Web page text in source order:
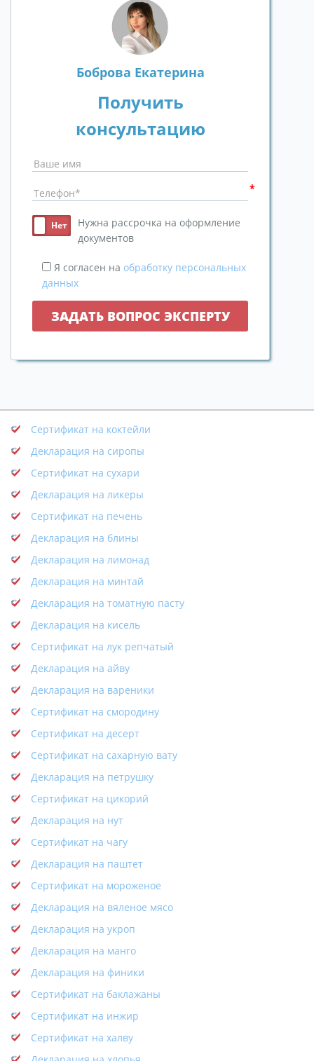
Боброва Екатерина
Получить
консультацию
Нужна рассрочка на оформление
документов
Я согласен на обработку персональных
данных
Сертификат на коктейли
Декларация на сиропы
Сертификат на сухари
Декларация на ликеры
Сертификат на печень
Декларация на блины
Декларация на лимонад
Декларация на минтай
Декларация на томатную пасту
Декларация на кисель
Сертификат на лук репчатый
Декларация на айву
Декларация на вареники
Сертификат на смородину
Сертификат на десерт
Сертификат на сахарную вату
Декларация на петрушку
Сертификат на цикорий
Декларация на нут
Сертификат на чагу
Декларация на паштет
Сертификат на мороженое
Декларация на вяленое мясо
Декларация на укроп
Декларация на манго
Декларация на финики
Сертификат на баклажаны
Сертификат на инжир
Сертификат на халву